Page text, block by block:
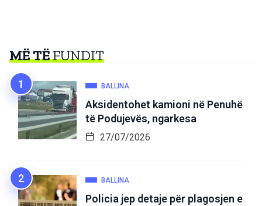
MË TËFUNDIT
BALLINA
Aksidentohet kamioni në Penuhë
të Podujevës, ngarkesa
27/07/2026
BALLINA
Policia jep detaje për plagosjen e